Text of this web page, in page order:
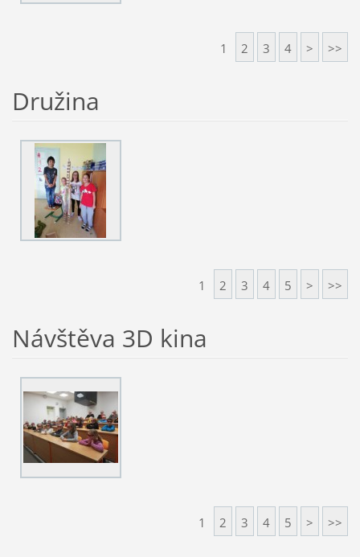
1 2 3 4 > >>
Družina
1 2 3 4 5 > >>
Návštěva 3D kina
1 2 3 4 5 > >>